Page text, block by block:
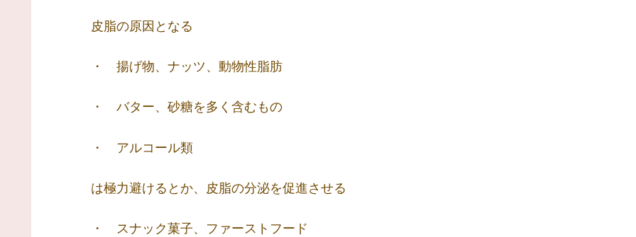
皮脂の原因となる
・ 揚げ物、ナッツ、動物性脂肪
・ バター、砂糖を多く含むもの
・ アルコール類
は極力避けるとか、皮脂の分泌を促進させる
・ スナック菓子、ファーストフード